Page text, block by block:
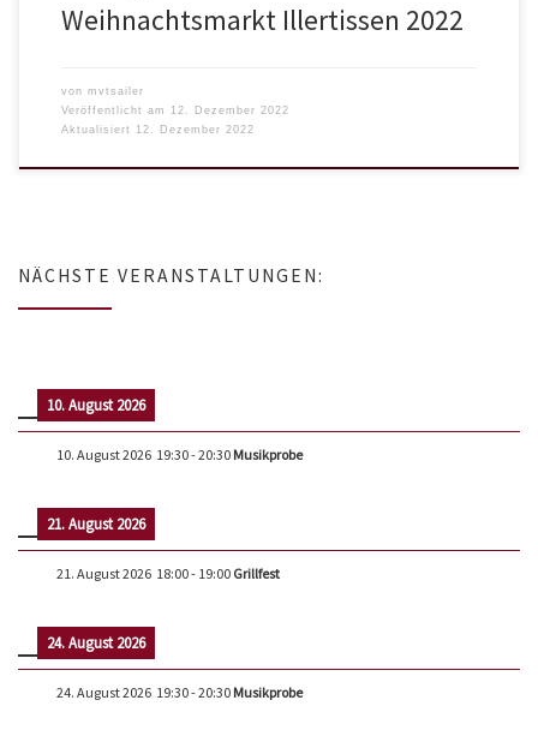
Weihnachtsmarkt Illertissen 2022
von mvtsailer
Veröffentlicht am
12. Dezember 2022
Aktualisiert
12. Dezember 2022
NÄCHSTE VERANSTALTUNGEN:
10. August 2026
10. August 2026 19:30-20:30 Musikprobe
21. August 2026
21. August 2026 18:00- 19:00 Grillfest
24. August 2026
24. August 2026 19:30-20:30 Musikprobe